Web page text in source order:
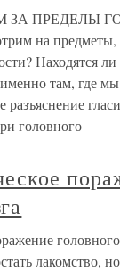
ЗА ПРЕДЕЛЫ
на предметы,
Находятся
там, где
головного
лакомство,